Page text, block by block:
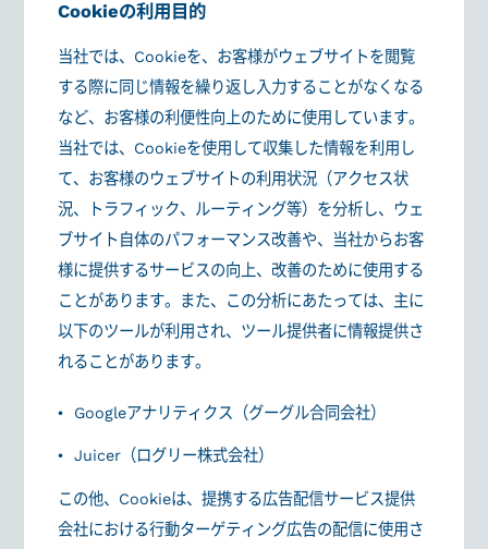
Cookieの利用目的
当社では、Cookieを、お客様がウェブサイトを閲覧
する際に同じ情報を繰り返し入力することがなくなる
など、お客様の利便性向上のために使用しています。
当社では、Cookieを使用して収集した情報を利用し
て、お客様のウェブサイトの利用状況（アクセス状
況、トラフィック、ルーティング等）を分析し、ウェ
ブサイト自体のパフォーマンス改善や、当社からお客
様に提供するサービスの向上、改善のために使用する
ことがあります。また、この分析にあたっては、主に
以下のツールが利用され、ツール提供者に情報提供さ
れることがあります。
Googleアナリティクス（グーグル合同会社）
Juicer（ログリー株式会社）
この他、Cookieは、提携する広告配信サービス提供
会社における行動ターゲティング広告の配信に使用さ